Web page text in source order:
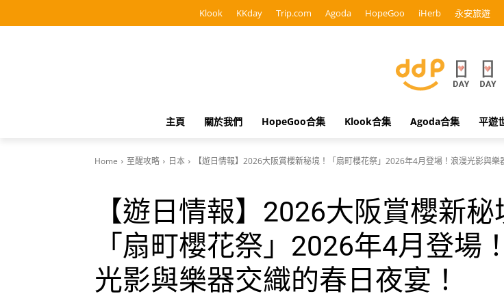
Klook KKday Trip.com Agoda HopeGoo iHerb 永安旅遊
主頁 關於我們 HopeGoo合集 Klook合集 Agoda合集 平遊
Home 至醒攻略 日本 【遊日情報】2026大阪賞櫻新秘境！「扇町櫻花祭」2026年4月登場！浪漫光影與樂
【遊日情報】2026大阪賞櫻新秘
「扇町櫻花祭」2026年4月登場
光影與樂器交織的春日夜宴！